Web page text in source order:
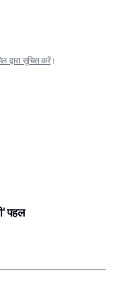
द्वारा सूचित करें।
पहल